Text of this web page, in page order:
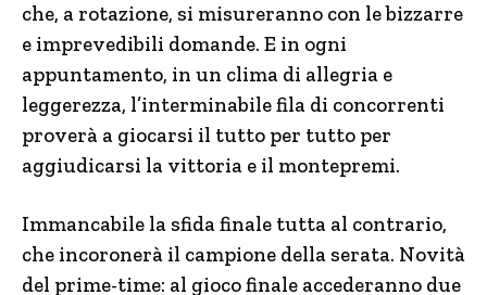
che, a rotazione, si misureranno con le bizzarre
e imprevedibili domande. E in ogni
appuntamento, in un clima di allegria e
leggerezza, l’interminabile fila di concorrenti
proverà a giocarsi il tutto per tutto per
aggiudicarsi la vittoria e il montepremi.
Immancabile la sfida finale tutta al contrario,
che incoronerà il campione della serata. Novità
del prime-time: al gioco finale accederanno due